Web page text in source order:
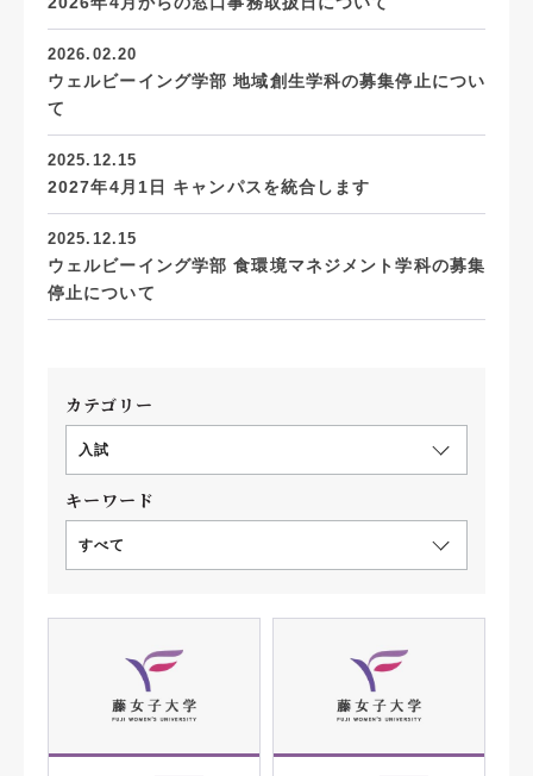
2026.02.20
ウェルビーイング学部 地域創生学科の募集停止につい
て
2025.12.15
2027年4月1日 キャンパスを統合します
2025.12.15
ウェルビーイング学部 食環境マネジメント学科の募集
停止について
カテゴリー
入試
キーワード
すべて